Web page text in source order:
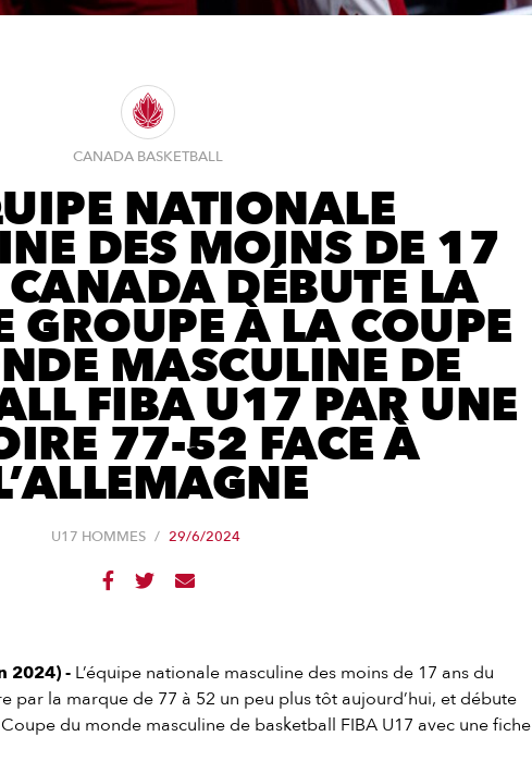
CANADA BASKETBALL
NATIONALE
DES MOINS DE 17
DÉBUTE LA
GROUPE À LA COUPE
MASCULINE DE
FIBA U17 PAR UNE
77-52 FACE À
U17 HOMMES / 29/6/2024
  
2024) - L’équipe nationale masculine des moins de 17 ans du
par la marque de 77 à 52 un peu plus tôt aujourd’hui, et débute
du monde masculine de basketball FIBA U17 avec une fiche